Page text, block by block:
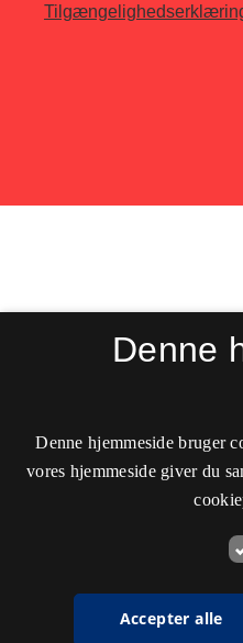
Denne
Denne hjemmeside bruger
vores hjemmeside giver du
Accepter alle